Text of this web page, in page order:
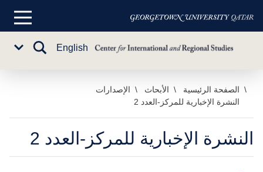
تخطي
المحتوى
الرئيسي
القائمة
English
تبديل
الصفحة الرئيسية الأبحاث
الإصدارات
النشرة الإخبارية للمركز-العدد 2
النشرة الإخبارية للمركز-العدد 2